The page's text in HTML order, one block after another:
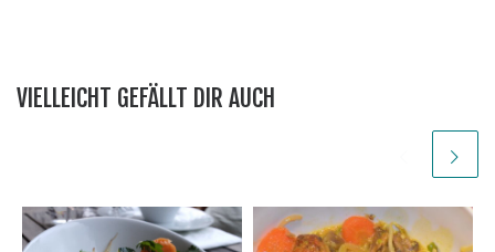
VIELLEICHT GEFÄLLT DIR AUCH